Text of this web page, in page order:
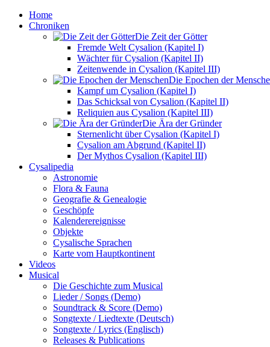
Home
Chroniken
Die Zeit der Götter
Fremde Welt Cysalion (Kapitel I)
Wächter für Cysalion (Kapitel II)
Zeitenwende in Cysalion (Kapitel III)
Die Epochen der
Kampf um Cysalion (Kapitel I)
Das Schicksal von Cysalion (Kapitel II)
Reliquien aus Cysalion (Kapitel III)
Die Ära der Gründer
Sternenlicht über Cysalion (Kapitel I)
Cysalion am Abgrund (Kapitel II)
Der Mythos Cysalion (Kapitel III)
Cysalipedia
Astronomie
Flora & Fauna
Geografie & Genealogie
Geschöpfe
Kalenderereignisse
Objekte
Cysalische Sprachen
Karte vom Hauptkontinent
Videos
Musical
Die Geschichte zum Musical
Lieder / Songs (Demo)
Soundtrack & Score (Demo)
Songtexte / Liedtexte (Deutsch)
Songtexte / Lyrics (Englisch)
Releases & Publications